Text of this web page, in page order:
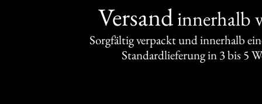
Versandinnerhalb
Sorgfältig verpackt und innerhalb
Standardlieferung in 3 bis 5